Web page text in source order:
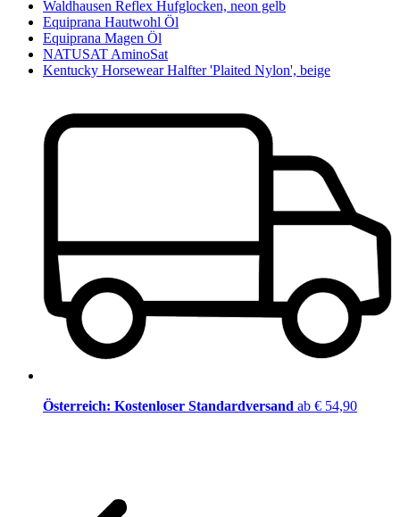
Waldhausen Reflex Hufglocken, neon gelb
Equiprana Hautwohl Öl
Equiprana Magen Öl
NATUSAT AminoSat
Kentucky Horsewear Halfter 'Plaited Nylon', beige
Österreich: Kostenloser Standardversand ab € 54,90